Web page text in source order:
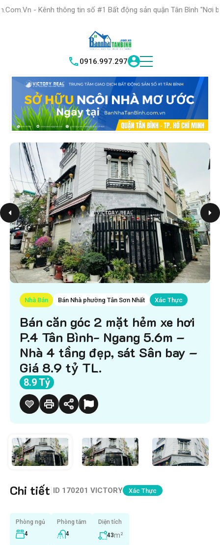
thông tin số #1 Bất động sản quận Tân Bình "Nơi bạn tìm kiếm
0916.997.297
Nhà Bán Bán Nhà phường Tân Sơn Nhất Xác Thực
Bán căn góc 2 mặt hẻm xe hơi
P.4 Tân Bình- Ngang 5.6m –
Nhà 4 tầng đẹp, sát Sân bay –
Giá 8.9 tỷ TL.
8.9 Tỷ
Chi tiết ID 170201 VICTORY Xác Thực
Phòng ngủ
4
Phòng tắm
4
Diện tích
43m²
HỆ THỐNG TRUNG
TÂM GIAO DỊCH BĐS TỐT NHẤT QUẬN
TÂN BÌNHVICTORY REAL TÌM HIỂU NGAY|